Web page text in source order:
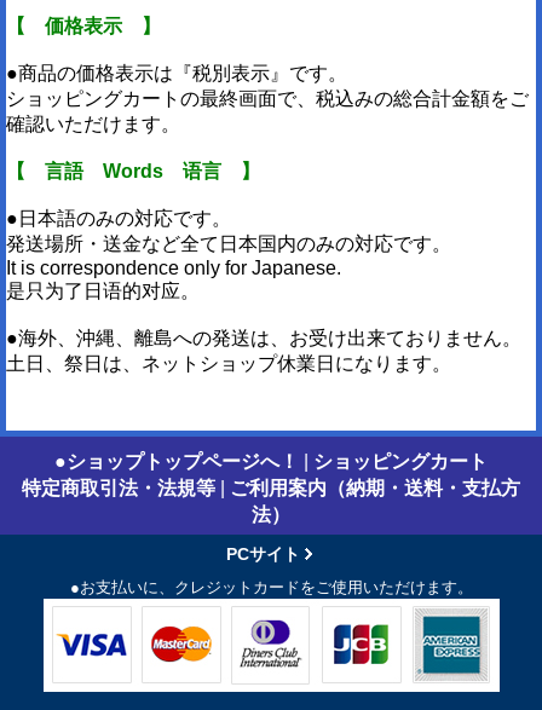
【 価格表示 】
●商品の価格表示は『税別表示』です。
ショッピングカートの最終画面で、税込みの総合計金額をご
確認いただけます。
【 言語 Words 语言 】
●日本語のみの対応です。
発送場所・送金など全て日本国内のみの対応です。
It is correspondence only for Japanese.
是只为了日语的对应。
●海外、沖縄、離島への発送は、お受け出来ておりません。
土日、祭日は、ネットショップ休業日になります。
●ショップトップページへ！
ショッピングカート
特定商取引法・法規等
ご利用案内（納期・送料・支払方
法）
PCサイト
●お支払いに、クレジットカードをご使用いただけます。